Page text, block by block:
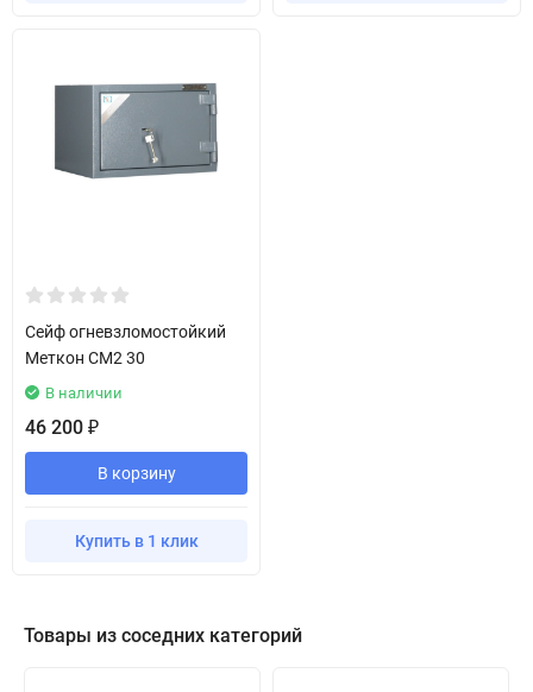
Сейф огневзломостойкий
Меткон СМ2 30
В наличии
46 200 ₽
В корзину
Купить в 1 клик
Товары из соседних категорий